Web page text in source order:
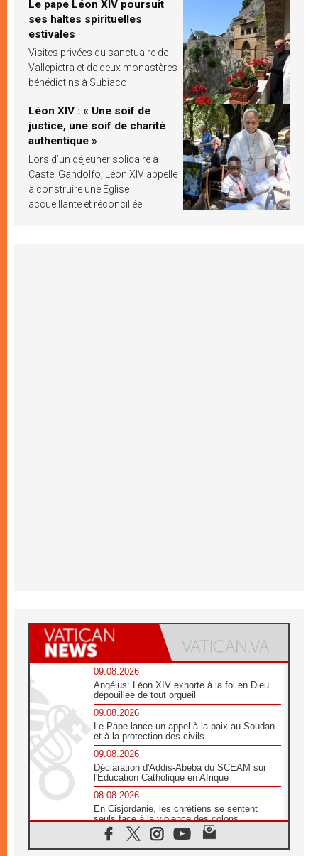
Le pape Léon XIV poursuit
ses haltes spirituelles
estivales
Visites privées du sanctuaire de
Vallepietra et de deux monastères
bénédictins à Subiaco
Léon XIV : « Une soif de
justice, une soif de charité
authentique »
Lors d’un déjeuner solidaire à
Castel Gandolfo, Léon XIV appelle
à construire une Église
accueillante et réconciliée
09.08.2026
Angélus: Léon XIV exhorte à la foi en Dieu
dépouillée de tout orgueil
09.08.2026
Le Pape lance un appel à la paix au Soudan
et à la protection des civils
09.08.2026
Déclaration d'Addis-Abeba du SCEAM sur
l'Éducation Catholique en Afrique
08.08.2026
En Cisjordanie, les chrétiens se sentent
seuls face à la violence des colons
08.08.2026
Léon XIV au sanctuaire de Notre Dame du